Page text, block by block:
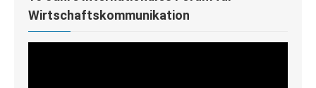
Wirtschaftskommunikation